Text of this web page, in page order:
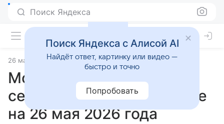
Поиск Яндекса
26 мая 2026 Источник:Гороскопы Mail Статьи
Можно ли убираться
сегодня: советы по уборке
на 26 мая 2026 года
Поиск Яндекса с Алисой AI
Найдёт ответ, картинку или видео —
быстро и точно
Попробовать